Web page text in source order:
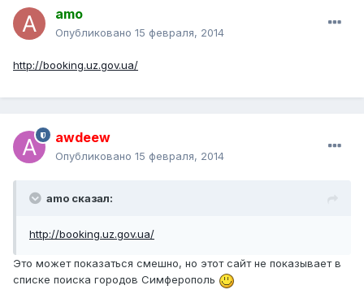
amo
Опубликовано 15 февраля, 2014
http://booking.uz.gov.ua/
awdeew
Опубликовано 15 февраля, 2014
amo сказал:
http://booking.uz.gov.ua/
Это может показаться смешно, но этот сайт не показывает в
списке поиска городов Симферополь